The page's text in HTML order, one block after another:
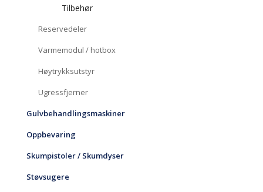
Tilbehør
Reservedeler
Varmemodul / hotbox
Høytrykksutstyr
Ugressfjerner
Gulvbehandlingsmaskiner
Oppbevaring
Skumpistoler / Skumdyser
Støvsugere